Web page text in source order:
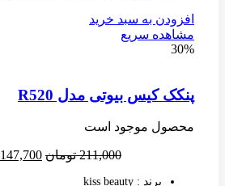
افزودن به سبد خرید
مشاهده سریع
30%
پنکک کیس بیوتی مدل R520
محصول موجود است
211,000 تومان 147,700
برند : kiss beauty